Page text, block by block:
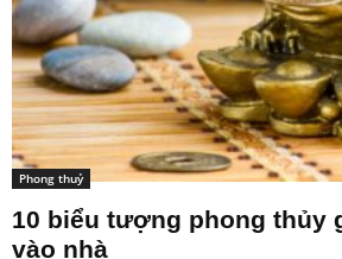
Phong thuỷ
10 biểu tượng phong thủy
vào nhà